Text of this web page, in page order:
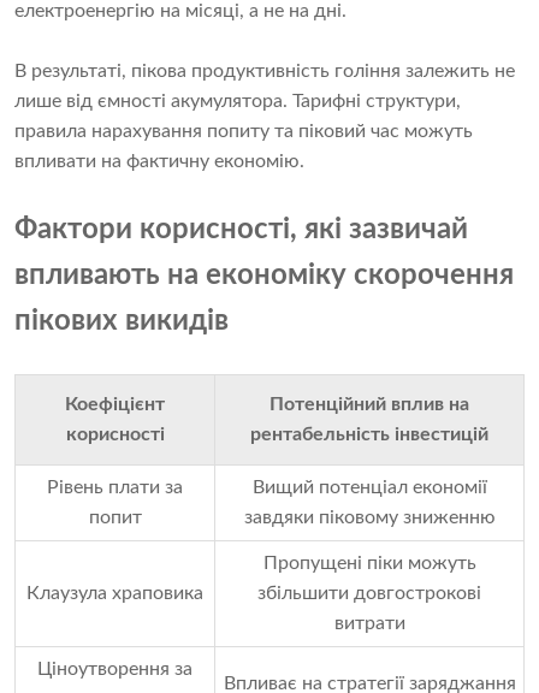
електроенергію на місяці, а не на дні.
В результаті, пікова продуктивність гоління залежить не
лише від ємності акумулятора. Тарифні структури,
правила нарахування попиту та піковий час можуть
впливати на фактичну економію.
Фактори корисності, які зазвичай
впливають на економіку скорочення
пікових викидів
Коефіцієнт
корисності
Потенційний вплив на
рентабельність інвестицій
Рівень плати за
попит
Вищий потенціал економії
завдяки піковому зниженню
Клаузула храповика
Пропущені піки можуть
збільшити довгострокові
витрати
Ціноутворення за
Впливає на стратегії заряджання